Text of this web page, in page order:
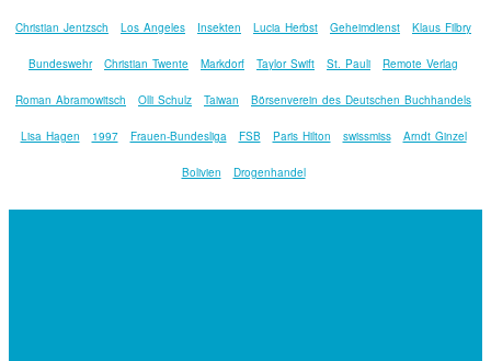
Christian Jentzsch Los Angeles Insekten Lucia Herbst Geheimdienst Klaus Filbry
Bundeswehr Christian Twente Markdorf Taylor Swift St. Pauli Remote Verlag
Roman Abramowitsch Olli Schulz Taiwan Börsenverein des Deutschen Buchhandels
Lisa Hagen 1997 Frauen-Bundesliga FSB Paris Hilton swissmiss Arndt Ginzel
Bolivien Drogenhandel